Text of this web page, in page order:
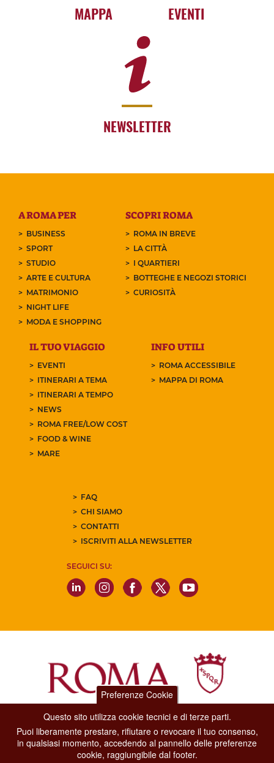
MAPPA EVENTI
NEWSLETTER
A ROMA PER
BUSINESS
SPORT
STUDIO
ARTE E CULTURA
MATRIMONIO
NIGHT LIFE
MODA E SHOPPING
SCOPRI ROMA
ROMA IN BREVE
LA CITTÀ
I QUARTIERI
BOTTEGHE E NEGOZI STORICI
CURIOSITÀ
IL TUO VIAGGIO
EVENTI
ITINERARI A TEMA
ITINERARI A TEMPO
NEWS
ROMA FREE/LOW COST
FOOD & WINE
MARE
INFO UTILI
ROMA ACCESSIBILE
MAPPA DI ROMA
FAQ
CHI SIAMO
CONTATTI
ISCRIVITI ALLA NEWSLETTER
SEGUICI SU:
Dipartimento Grandi Eventi, Sport, Turismo e Moda.
Via di San Basilio, 51
00187 Roma
Preferenze Cookie
Questo sito utilizza cookie tecnici e di terze parti.
Puoi liberamente prestare, rifiutare o revocare il tuo consenso,
in qualsiasi momento, accedendo al pannello delle preferenze
cookie, raggiungibile dal footer.